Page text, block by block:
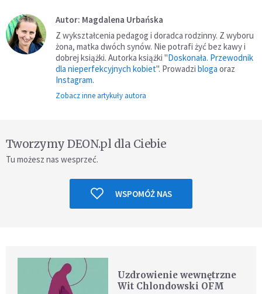
Autor: Magdalena Urbańska
Z wykształcenia pedagog i doradca rodzinny. Z wyboru
żona, matka dwóch synów. Nie potrafi żyć bez kawy i
dobrej książki. Autorka książki "Doskonała. Przewodnik
dla nieperfekcyjnych kobiet". Prowadzi bloga oraz
Instagram.
Zobacz inne artykuły autora
Tworzymy DEON.pl dla Ciebie
Tu możesz nas wesprzeć.
WSPOMÓŻ NAS
Uzdrowienie wewnętrzne
Wit Chlondowski OFM